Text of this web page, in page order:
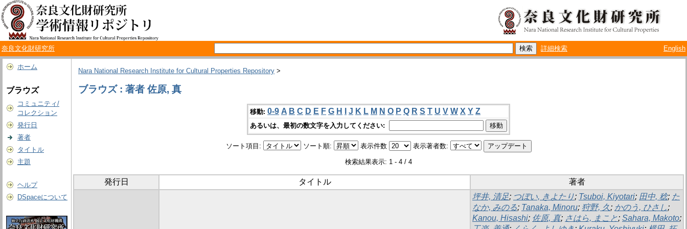
奈良文化財研究所 詳細検索 English
ホーム
ブラウズ
コミュニティ/
コレクション
発行日
著者
タイトル
主題
ヘルプ
DSpaceについて
Nara National Research Institute for Cultural Properties Repository >
ブラウズ : 著者 佐原, 真
移動: 0-9 A B C D E F G H J K L M N O P Q R S T U V W X Y Z
あるいは、最初の数文字を入力してください:
ソート項目: ソート順: 表示件数 表示著者数:
検索結果表示: 1 - 4 / 4
発行日 タイトル 著者
坪井, 清足; つぼい, きよたり; Tsuboi, Kiyotari; 田中, 稔; た
なか, みのる; Tanaka, Minoru; 狩野, 久; かのう, ひさし;
Kanou, Hisashi; 佐原, 真; さはら, まこと; Sahara, Makoto;